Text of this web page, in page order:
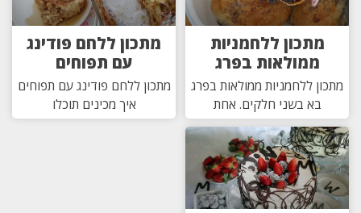
מתכון ללחמניות
ממולאות בפרג
מתכון ללחמניות ממולאות בפרג
בא בשני חלקים. אחת
מתכון ללחם פודינג
עם תפוחים
מתכון ללחם פודינג עם תפוחים
איך מכינים תוכלו